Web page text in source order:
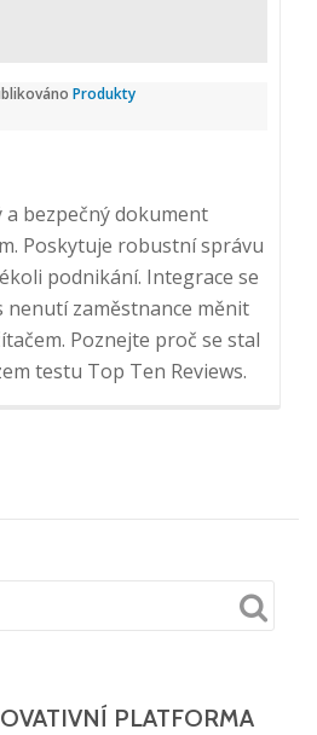
Produkty
a bezpečný dokument
Poskytuje robustní správu
podnikání. Integrace se
nenutí zaměstnance měnit
Poznejte proč se stal
testu Top Ten Reviews.
PLATFORMA